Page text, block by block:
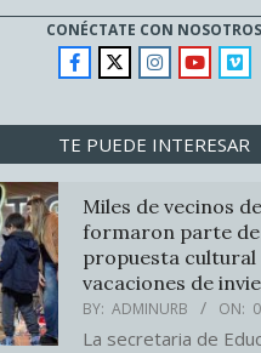
CONÉCTATE CON NOSOTROS
TE PUEDE INTERESAR
Miles de vecinos
formaron parte de
propuesta cultural
vacaciones de
BY: ADMINURB ON:
La secretaria de